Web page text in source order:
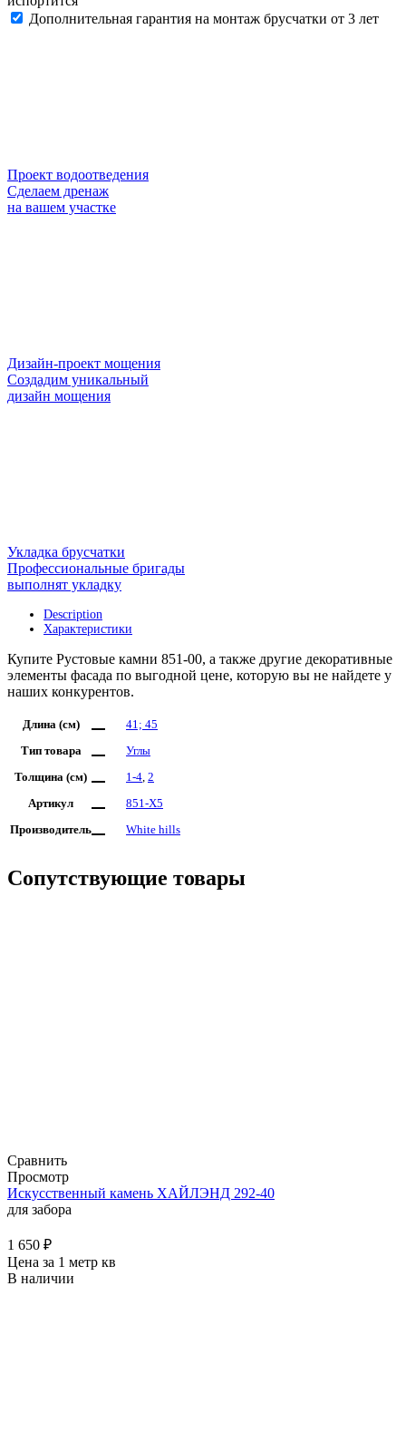
Дополнительная гарантия на монтаж брусчатки от 3 лет
Проект водоотведения
Сделаем дренаж
на вашем участке
Дизайн-проект мощения
Создадим уникальный
дизайн мощения
Укладка брусчатки
Профессиональные бригады
выполнят укладку
Description
Характеристики
Купите Рустовые камни 851-00, а также другие декоративные
элементы фасада по выгодной цене, которую вы не найдете у
наших конкурентов.
Длина (см)
41; 45
Тип товара
Углы
Толщина (см)
1-4 2
Артикул
851-X5
Производитель
White hills
Сопутствующие товары
Сравнить
Просмотр
Искусственный камень ХАЙЛЭНД 292-40
для забора
1 650 ₽
Цена за 1 метр кв
В наличии